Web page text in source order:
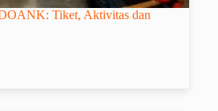
Tiket, Aktivitas dan